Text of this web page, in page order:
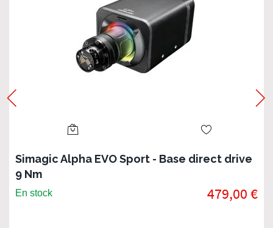
Simagic Alpha EVO Sport - Base direct drive
9 Nm
En stock 479,00 €